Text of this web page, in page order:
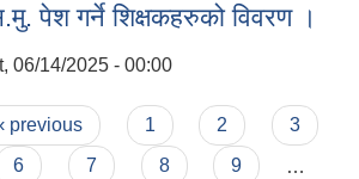
विकास तथा सकरात्कम सोच अभिवृद्धि तालिम-२०८२
पेश गर्ने शिक्षकहरुको विवरण ।
06/14/2025 - 00:00
‹ previous 1 2
3
6 7 8 9